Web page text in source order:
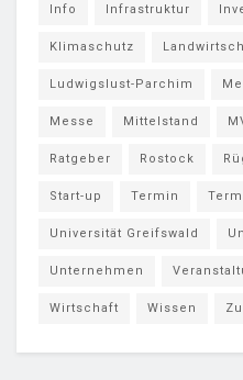
Info Infrastruktur
Klimaschutz
Ludwigslust-Parchim
Messe Mittelstand
Ratgeber Rostock
Start-up Termin
Universität Greifswald
Unternehmen
Wirtschaft Wissen